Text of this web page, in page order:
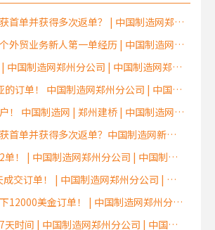
外贸新人如何斩获首单并获得多次返单？ | 中国制造网郑州分公司 | 中国制造网郑州服务中心 | 中国制造网河南代理商
转身遇见你—一个外贸业务新人第一单经历 | 中国制造网郑州分公司 | 中国制造网郑州服务中心 | 中国制造网河南代理商
巴林客户成单记 | 中国制造网郑州分公司 | 中国制造网郑州服务中心 | 中国制造网河南代理商
5天拿下格鲁吉亚的订单！ 中国制造网郑州分公司 | 中国制造网郑州服务中心 | 中国制造网河南代理商
十天拿下荷兰客户！ 中国制造网 | 郑州建桥 | 中国制造网郑州服务中心 | 中国制造网河南代理商
外贸新人如何斩获首单并获得多次返单？中国制造网新乡代理商 | 中国制造网郑州分公司 | 中国制造网郑州服务中心 | 中国制造网河南代理商
一个半月，成交2单！ | 中国制造网郑州分公司 | 中国制造网郑州服务中心 | 中国制造网河南代理商
中国制造---13天成交订单！ | 中国制造网郑州分公司 | 中国制造网郑州服务中心 | 中国制造网河南代理商
上线两个月，拿下12000美金订单！ | 中国制造网郑州分公司 | 中国制造网郑州服务中心 | 中国制造网河南代理商
询盘到付款仅用7天时间 | 中国制造网郑州分公司 | 中国制造网郑州服务中心 | 中国制造网河南代理商